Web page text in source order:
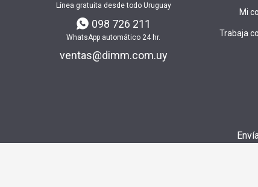
Mi
Trabaja
Línea gratuita desde todo Uruguay
098 726 211
WhatsApp automático 24 hr.
ventas@dimm.com.uy